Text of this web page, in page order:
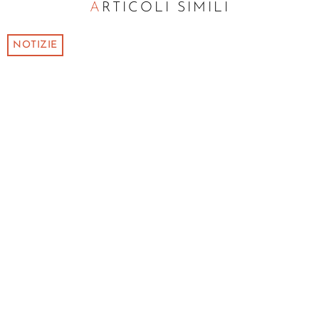
ARTICOLI SIMILI
NOTIZIE